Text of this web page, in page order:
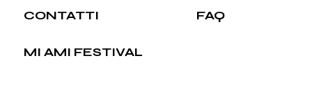
CONTATTI FAQ
MI AMI FESTIVAL